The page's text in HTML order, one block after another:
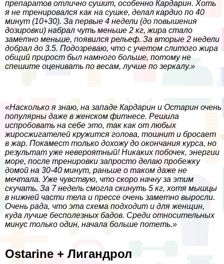
препаратов отлично сушит, особенно Кардарин. Хоть
я не тренировался как на сушке, делал кардио по 40
минут (10+30). За первые 4 недели (до повышения
дозировки) набрал чуть меньше 2 кг, жира стало
заметно меньше, появился рельеф. За вторые 2 недели
добрал до 3.5. Подозреваю, что с учетом слитого жира
общий прирост был намного больше, потому не
спешите оценивать по весам, лучше по зеркалу.»
«Насколько я знаю, на западе Кардарин и Остарин очень
популярны даже в женском фитнесе. Решила
испробовать на себе это, так как от любых
жиросжигателей кружится голова, тошнит и бросает
в жар. Покамест только дохожу до окончания курса, но
результат уже невероятный! Никаких побочек, энергии
море, после тренировки запросто делаю пробежку
домой на 30-40 минут, раньше о таком даже не
мечтала. Уже чувствую, что скоро начну за этим
скучать. За 7 недель смогла скинуть 5 кг, хотя мышцы
в нижней части тела и прессе очень заметно выросли.
Очень рада, что эта схема подходит и для женщин,
куда лучше бесполезных бадов. Среди относительных
минус только один, начала больше потеть.»
Ostarine + Лигандрол